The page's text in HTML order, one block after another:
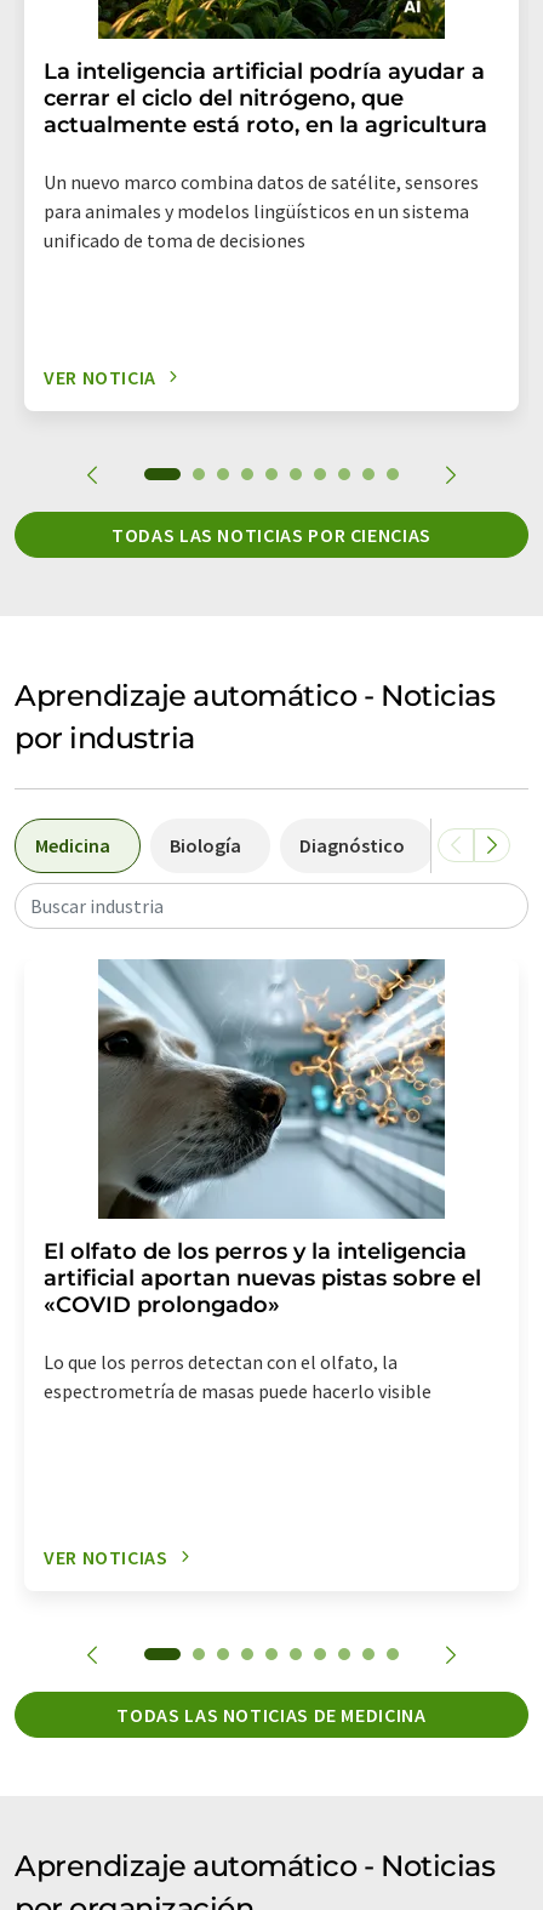
La inteligencia artificial podría ayudar a
cerrar el ciclo del nitrógeno, que
actualmente está roto, en la agricultura
Un nuevo marco combina datos de satélite, sensores
para animales y modelos lingüísticos en un sistema
unificado de toma de decisiones
VER NOTICIA
TODAS LAS NOTICIAS POR CIENCIAS
Aprendizaje automático - Noticias
por industria
Medicina Biología Diagnóstico
Buscar industria
El olfato de los perros y la inteligencia
artificial aportan nuevas pistas sobre el
«COVID prolongado»
Lo que los perros detectan con el olfato, la
espectrometría de masas puede hacerlo visible
VER NOTICIAS
TODAS LAS NOTICIAS DE MEDICINA
Aprendizaje automático - Noticias